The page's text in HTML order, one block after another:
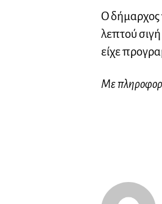
Ο δήμαρχος
λεπτού
είχε
Με